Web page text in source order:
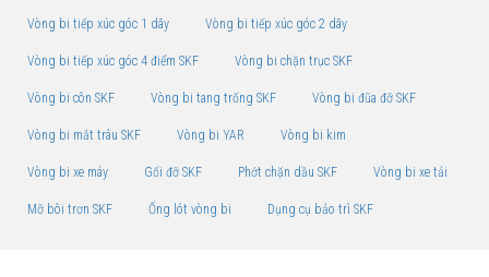
Vòng bi tiếp xúc góc 1 dãy Vòng bi tiếp xúc góc 2 dãy
Vòng bi tiếp xúc góc 4 điểm SKF Vòng bi chặn trục SKF
Vòng bi côn SKF Vòng bi tang trống SKF Vòng bi đũa đỡ SKF
Vòng bi mắt trâu SKF Vòng bi YAR Vòng bi kim
Vòng bi xe máy Gối đỡ SKF Phớt chặn dầu SKF Vòng bi xe tải
Mỡ bôi trơn SKF Ống lót vòng bi Dụng cụ bảo trì SKF